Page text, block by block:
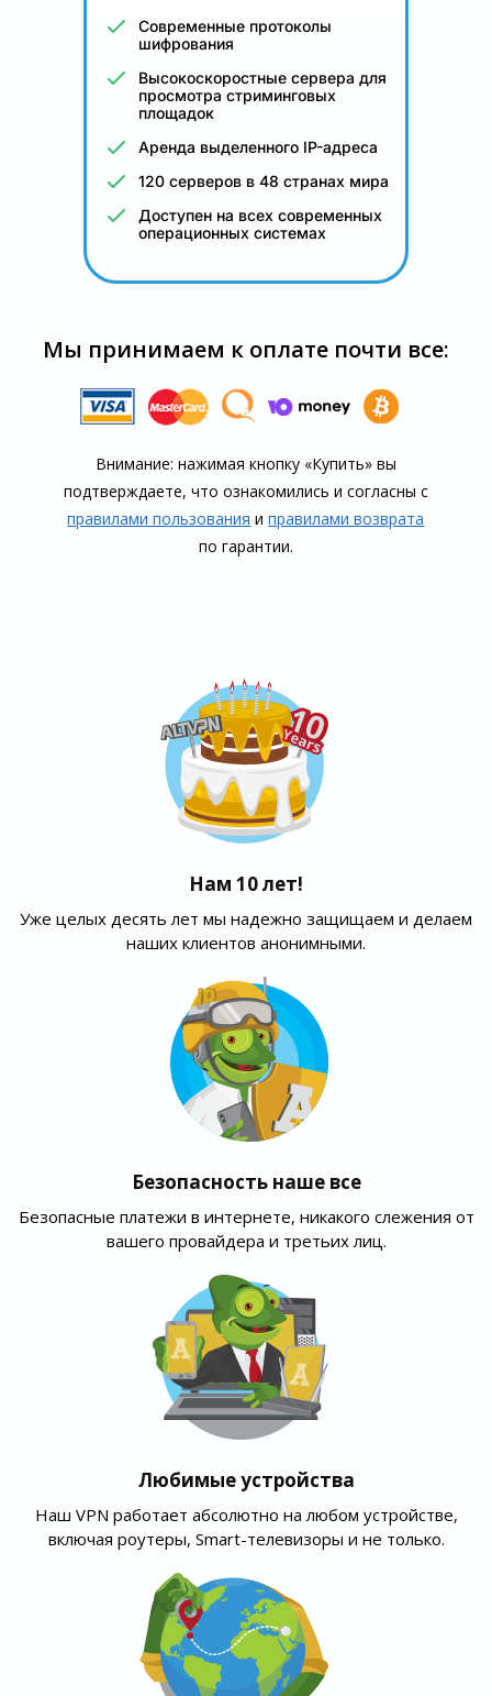
Современные протоколы
шифрования
Высокоскоростные сервера для
просмотра стриминговых
площадок
Аренда выделенного IP-адреса
120 серверов в 48 странах мира
Доступен на всех современных
операционных системах
Мы принимаем к оплате почти все:
Внимание: нажимая кнопку «Купить» вы
подтверждаете, что озна­комились и согласны с
правилами пользования иправилами воз­врата
по гарантии.
Нам 10 лет!
Уже целых десять лет мы надежно защищаем и делаем
наших клиентов анонимными.
Безопасность наше все
Безопасные платежи в интернете, никакого слежения от
вашего провайдера и третьих лиц.
Любимые устройства
Наш VPN работает абсолютно на любом устройстве,
включая роутеры, Smart-телевизоры и не только.